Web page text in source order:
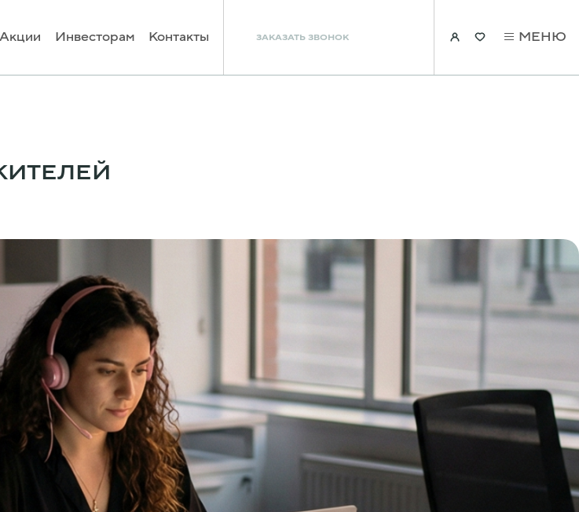
Акции Инвесторам Контакты ЗАКАЗАТЬ ЗВОНОК МЕНЮ